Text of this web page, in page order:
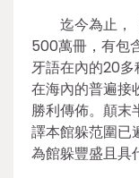
迄今為止，
500萬冊，有包
牙語在內的20多
在海內的普遍接
勝利傳佈。顛末
譯本館躲范圍
為館躲豐盛且具